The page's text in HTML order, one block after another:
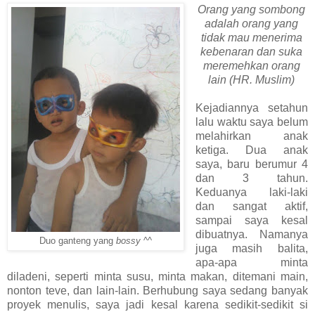
Duo ganteng yang bossy ^^
Orang yang sombong
adalah orang yang
tidak mau menerima
kebenaran dan suka
meremehkan orang
lain (HR. Muslim)
Kejadiannya setahun
lalu waktu saya belum
melahirkan anak
ketiga. Dua anak
saya, baru berumur 4
dan 3 tahun.
Keduanya laki-laki
dan sangat aktif,
sampai saya kesal
dibuatnya. Namanya
juga masih balita,
apa-apa minta
diladeni, seperti minta susu, minta makan, ditemani main,
nonton teve, dan lain-lain. Berhubung saya sedang banyak
proyek menulis, saya jadi kesal karena sedikit-sedikit si